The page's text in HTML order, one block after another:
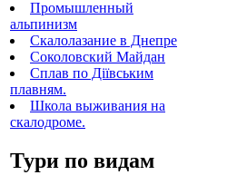
Промышленный
альпинизм
Скалолазание в Днепре
Соколовский Майдан
Сплав по Діївським
плавням.
Школа выживания на
скалодроме.
Тури по видам